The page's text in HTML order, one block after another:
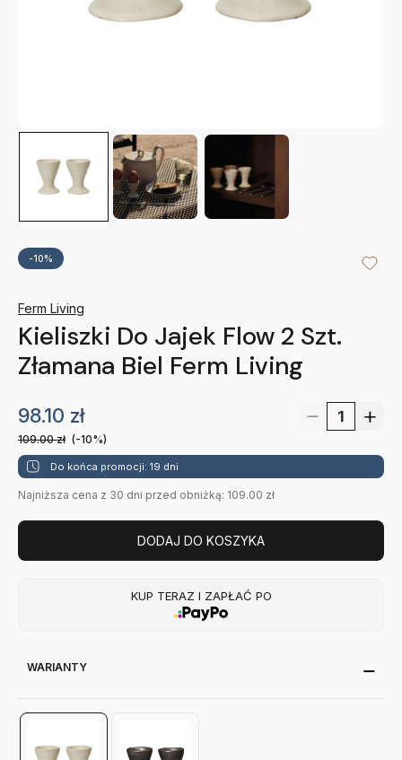
-10%
Ferm Living
Kieliszki Do Jajek Flow 2 Szt.
Złamana Biel Ferm Living
98.10 zł
109.00zł (-10%)
Do końca promocji: 19 dni
Najniższa cena z 30 dni przed obniżką: 109.00 zł
DODAJ DO KOSZYKA
KUP TERAZ I ZAPŁAĆ PO
WARIANTY